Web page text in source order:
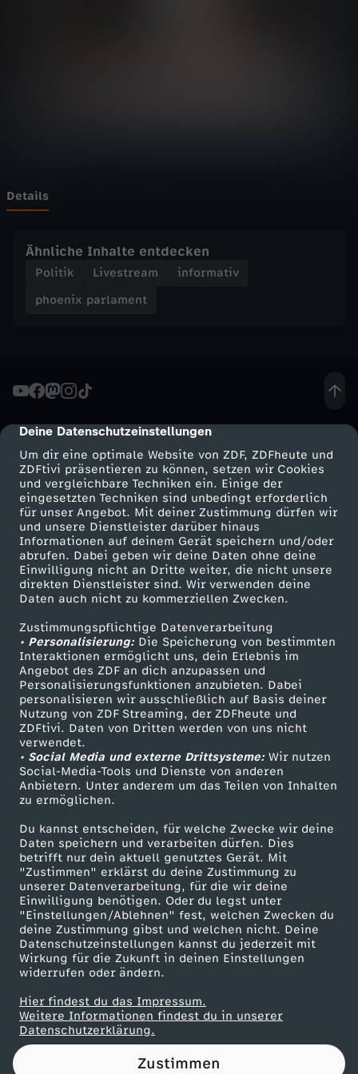
cmp-dialog-description
Deine Datenschutzeinstellungen
Um dir eine optimale Website von ZDF, ZDFheute und
ZDFtivi präsentieren zu können, setzen wir Cookies
und vergleichbare Techniken ein. Einige der
eingesetzten Techniken sind unbedingt erforderlich
für unser Angebot. Mit deiner Zustimmung dürfen wir
und unsere Dienstleister darüber hinaus
Informationen auf deinem Gerät speichern und/oder
abrufen. Dabei geben wir deine Daten ohne deine
Einwilligung nicht an Dritte weiter, die nicht unsere
direkten Dienstleister sind. Wir verwenden deine
Daten auch nicht zu kommerziellen Zwecken.
Zustimmungspflichtige Datenverarbeitung
• Personalisierung:Die Speicherung von bestimmten
Interaktionen ermöglicht uns, dein Erlebnis im
Angebot des ZDF an dich anzupassen und
Personalisierungsfunktionen anzubieten. Dabei
personalisieren wir ausschließlich auf Basis deiner
Nutzung von ZDF Streaming, der ZDFheute und
ZDFtivi. Daten von Dritten werden von uns nicht
verwendet.
• Social Media und externe Drittsysteme:Wir nutzen
Social-Media-Tools und Dienste von anderen
Anbietern. Unter anderem um das Teilen von Inhalten
zu ermöglichen.
Du kannst entscheiden, für welche Zwecke wir deine
Daten speichern und verarbeiten dürfen. Dies
betrifft nur dein aktuell genutztes Gerät. Mit
"Zustimmen" erklärst du deine Zustimmung zu
unserer Datenverarbeitung, für die wir deine
Einwilligung benötigen. Oder du legst unter
"Einstellungen/Ablehnen" fest, welchen Zwecken du
deine Zustimmung gibst und welchen nicht. Deine
Datenschutzeinstellungen kannst du jederzeit mit
Wirkung für die Zukunft in deinen Einstellungen
widerrufen oder ändern.
Hier findest du das Impressum.
Weitere Informationen findest du in unserer
Datenschutzerklärung.
Zustimmen
m
n
A
n
t
r
a
g
D
i
e
L
i
n
k
e
g
e
g
e
Details
Ähnliche Inhalte entdecken
Politik Livestream
informativ
phoenix parlament
Mehr ZDF
ZDF-Apps
Smart TV
ZDFtext
Livestreams
Sendungen A-Z
TV-Programm
Service
ZDFmitreden
Kontakt zum ZDF
Tickets
Zuschauerservice
Hilfe
ZDF Unternehmen
Karriere
ZDF goes Schule
Werbefernsehen
Mainzelmännchen
Partner